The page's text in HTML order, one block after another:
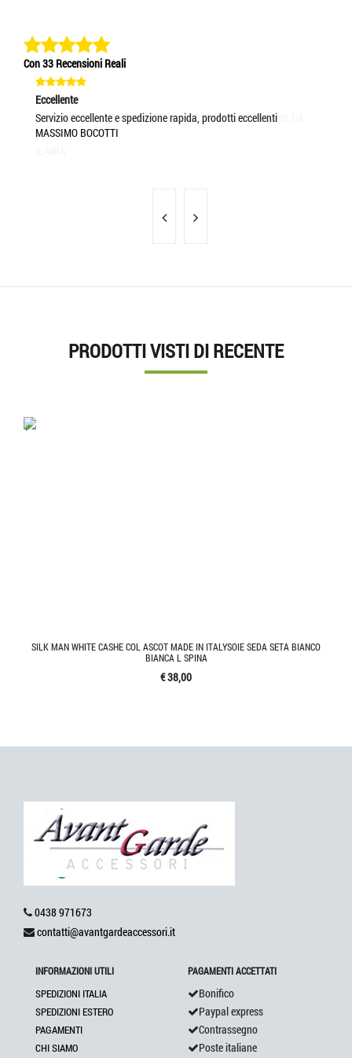
Con 33 Recensioni Reali
Eccellente
Servizio eccellente e spedizione rapida, prodotti eccellenti
MASSIMO BOCOTTI
PRODOTTI VISTI DI RECENTE
'.'
SILK MAN WHITE CASHE COL ASCOT MADE IN ITALYSOIE SEDA SETA BIANCO
BIANCA L SPINA
€ 38,00
0438 971673
contatti@avantgardeaccessori.it
INFORMAZIONI UTILI
SPEDIZIONI ITALIA
SPEDIZIONI ESTERO
PAGAMENTI
CHI SIAMO
PAGAMENTI ACCETTATI
Bonifico
Paypal express
Contrassegno
Poste italiane